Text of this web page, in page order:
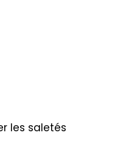
les saletés